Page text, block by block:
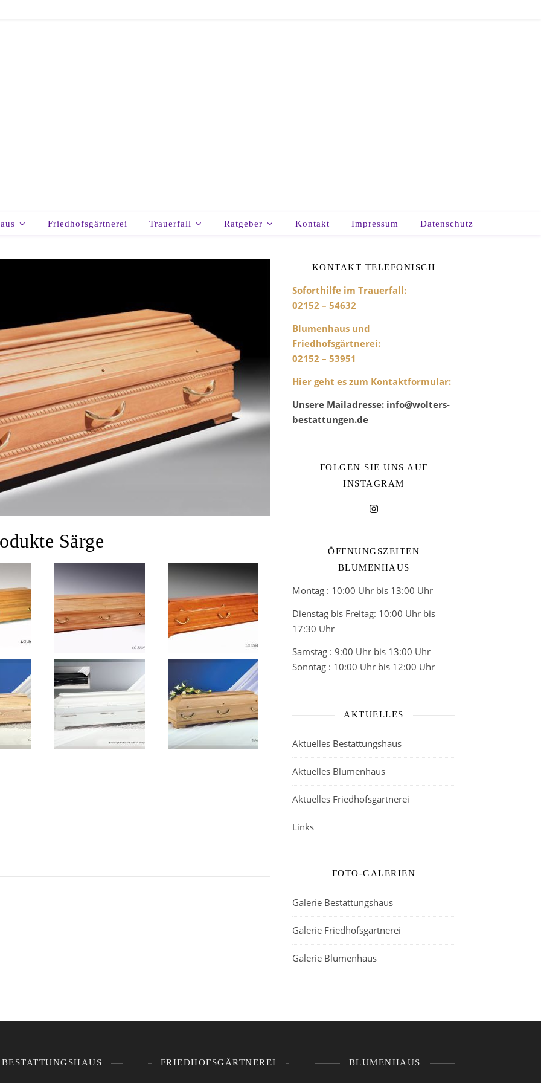
Friedhofsgärtnerei Trauerfall Ratgeber Kontakt Impressum Datenschutz
Särge
KONTAKT TELEFONISCH
Soforthilfe im Trauerfall:
02152 – 54632
Blumenhaus und
Friedhofsgärtnerei:
02152 – 53951
Hier geht es zum Kontaktformular:
Unsere Mailadresse: info@wolters-
bestattungen.de
FOLGEN SIE UNS AUF
INSTAGRAM
ÖFFNUNGSZEITEN
BLUMENHAUS
Montag : 10:00 Uhr bis 13:00 Uhr
Dienstag bis Freitag: 10:00 Uhr bis
17:30 Uhr
Samstag : 9:00 Uhr bis 13:00 Uhr
Sonntag : 10:00 Uhr bis 12:00 Uhr
AKTUELLES
Aktuelles Bestattungshaus
Aktuelles Blumenhaus
Aktuelles Friedhofsgärtnerei
Links
FOTO-GALERIEN
Galerie Bestattungshaus
Galerie Friedhofsgärtnerei
Galerie Blumenhaus
BESTATTUNGSHAUS FRIEDHOFSGÄRTNEREI BLUMENHAUS